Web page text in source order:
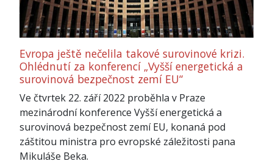
Evropa ještě nečelila takové surovinové krizi.
Ohlédnutí za konferencí „Vyšší energetická a
surovinová bezpečnost zemí EU“
Ve čtvrtek 22. září 2022 proběhla v Praze
mezinárodní konference Vyšší energetická a
surovinová bezpečnost zemí EU, konaná pod
záštitou ministra pro evropské záležitosti pana
Mikuláše Beka.